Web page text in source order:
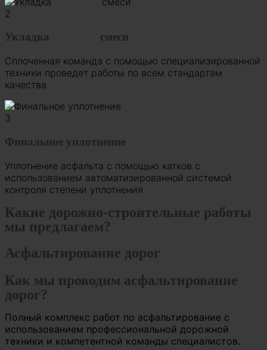
2
Укладка смеси
Сплоченная команда с помощью специализированной
техники проведет работы по всем стандартам
качества
3
Финальное уплотнение
Уплотнение асфальта с помощью катков с
использованием автоматизированной системой
контроля степени уплотнения
Какие дорожно-строительные работы
мы предлагаем?
Асфальтирование дорог
Как мы проводим асфальтирование
дорог?
Полный комплекс работ по асфальтирование с
использованием профессиональной дорожной
техники и компетентной команды специалистов.